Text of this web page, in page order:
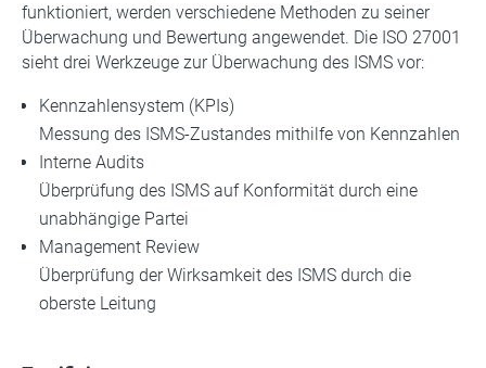
funktioniert, werden verschiedene Methoden zu seiner
Überwachung und Bewertung angewendet. Die ISO 27001
sieht drei Werkzeuge zur Überwachung des ISMS vor:
Kennzahlensystem (KPIs)
Messung des ISMS-Zustandes mithilfe von Kennzahlen
Interne Audits
Überprüfung des ISMS auf Konformität durch eine
unabhängige Partei
Management Review
Überprüfung der Wirksamkeit des ISMS durch die
oberste Leitung